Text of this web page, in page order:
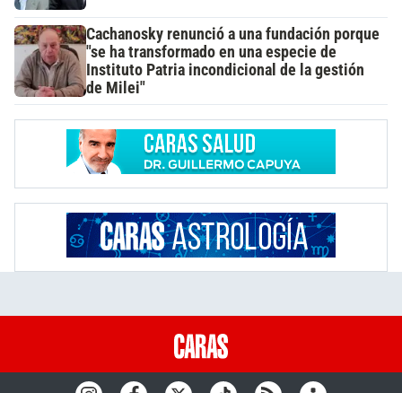
Cachanosky renunció a una fundación porque
"se ha transformado en una especie de
Instituto Patria incondicional de la gestión
de Milei"